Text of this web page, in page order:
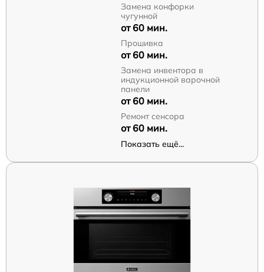
Замена конфорки
чугунной
от 60 мин.
Прошивка
от 60 мин.
Замена инвентора в
индукционной варочной
панели
от 60 мин.
Ремонт сенсора
от 60 мин.
Показать ещё...